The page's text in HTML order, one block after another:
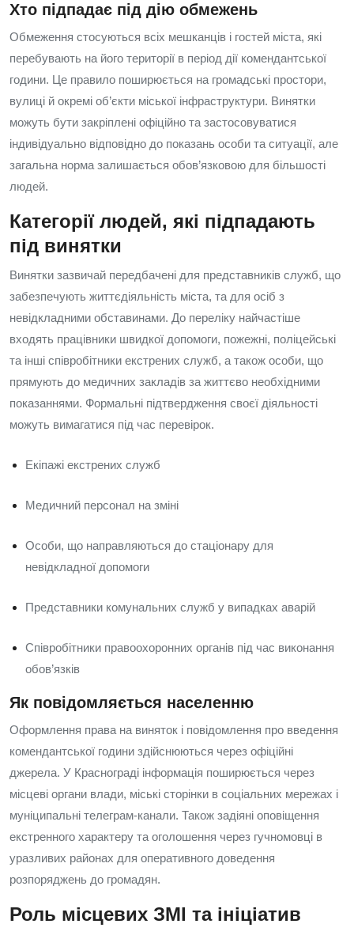
Хто підпадає під дію обмежень
Обмеження стосуються всіх мешканців і гостей міста, які
перебувають на його території в період дії комендантської
години. Це правило поширюється на громадські простори,
вулиці й окремі об’єкти міської інфраструктури. Винятки
можуть бути закріплені офіційно та застосовуватися
індивідуально відповідно до показань особи та ситуації, але
загальна норма залишається обов’язковою для більшості
людей.
Категорії людей, які підпадають
під винятки
Винятки зазвичай передбачені для представників служб, що
забезпечують життєдіяльність міста, та для осіб з
невідкладними обставинами. До переліку найчастіше
входять працівники швидкої допомоги, пожежні, поліцейські
та інші співробітники екстрених служб, а також особи, що
прямують до медичних закладів за життєво необхідними
показаннями. Формальні підтвердження своєї діяльності
можуть вимагатися під час перевірок.
Екіпажі екстрених служб
Медичний персонал на зміні
Особи, що направляються до стаціонару для
невідкладної допомоги
Представники комунальних служб у випадках аварій
Співробітники правоохоронних органів під час виконання
обов’язків
Як повідомляється населенню
Оформлення права на виняток і повідомлення про введення
комендантської години здійснюються через офіційні
джерела. У Краснограді інформація поширюється через
місцеві органи влади, міські сторінки в соціальних мережах і
муніципальні телеграм-канали. Також задіяні оповіщення
екстренного характеру та оголошення через гучномовці в
уразливих районах для оперативного доведення
розпоряджень до громадян.
Роль місцевих ЗМІ та ініціатив